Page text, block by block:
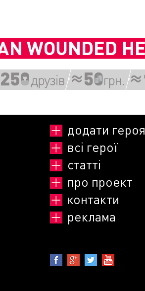
додати героя
всі герої
статті
про проект
контакти
реклама